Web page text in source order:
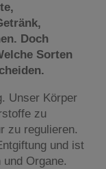
Doch
Sorten
Unser Körper
zu
zu regulieren.
und ist
Organe.